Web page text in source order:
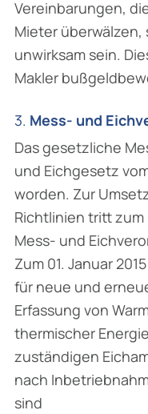
Vereinbarungen,
Mieter
unwirksam sein.
Makler
3. Mess- und
Das gesetzliche
und Eichgesetz
worden. Zur
Richtlinien tritt zum
Mess- und
Zum 01. Januar
für neue und
Erfassung von
thermischer
zuständigen
nach
sind